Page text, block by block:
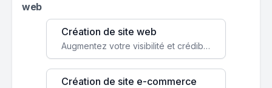
web
Création de site web
Augmentez votre visibilité et crédibilité en ligne avec un site web performant, conçu pour attirer plus de clients.
Création de site e-commerce